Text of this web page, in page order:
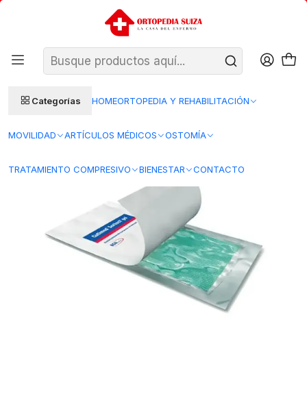
Categorías HOMEORTOPEDIA Y REHABILITACIÓN
MOVILIDAD ARTÍCULOS MÉDICOS OSTOMÍA
TRATAMIENTO COMPRESIVO BIENESTAR CONTACTO
SANTIAGO: ENTREGA AL DÍA HÁBIL SIGUIENTE (L–V)
REGIONES 48–72 HORAS HÁBILES
Insumos Medicos Curacion herida Apositos
Apósito Antimicrobiano Gel Hidrogel — CUTIMED SORBACT GEL —
7.5 x 7.5 cm — 72611-20